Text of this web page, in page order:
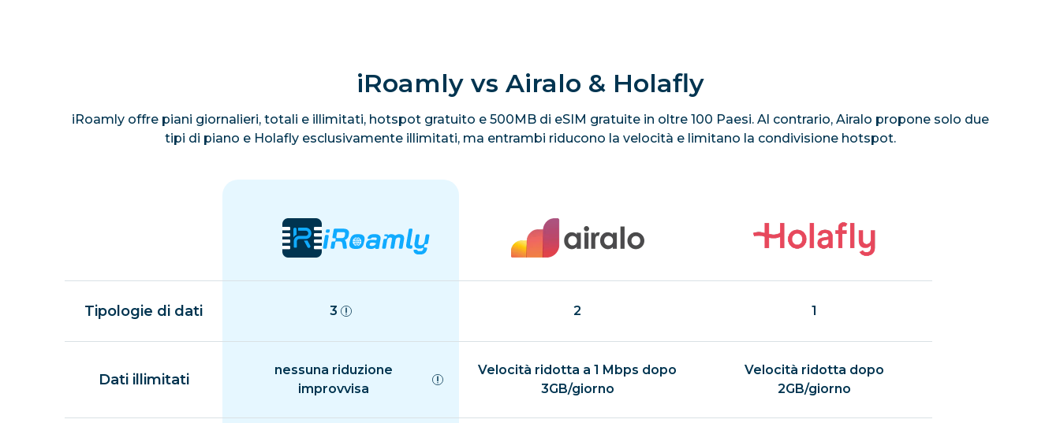
iRoamly vs Airalo & Holafly
iRoamly offre piani giornalieri, totali e illimitati, hotspot gratuito e 500MB di eSIM gratuite in oltre 100 Paesi. Al contrario, Airalo propone solo due
tipi di piano e Holafly esclusivamente illimitati, ma entrambi riducono la velocità e limitano la condivisione hotspot.
Tipologie di dati 3 2 1
Dati illimitati
nessuna riduzione
improvvisa
Velocità ridotta a 1 Mbps dopo
3GB/giorno
Velocità ridotta dopo
2GB/giorno